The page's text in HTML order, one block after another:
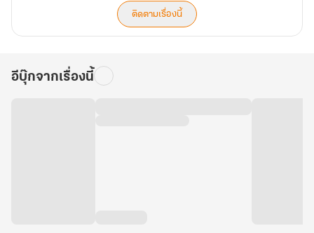
จุดเริ่มต้นแห่งไฟสงครามที่แท้จริงกำลังจะเริ่มต้นขึ้น!
ใครจะอยู่ ใครจะไป... เป็นรายต่อไป?
ติดตามเรื่องนี้
อีบุ๊กจากเรื่องนี้